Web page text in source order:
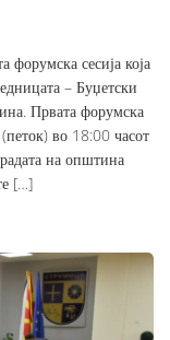
сесија која
– Буџетски
Првата форумска
во 18:00 часот
на општина
[…]